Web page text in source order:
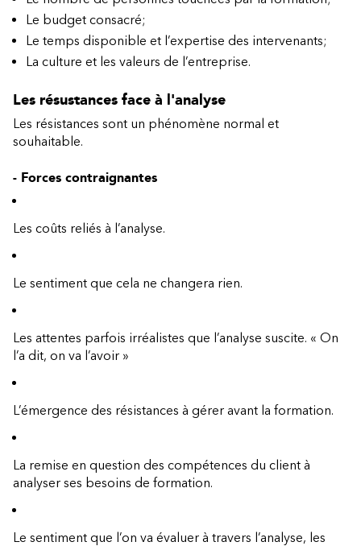
Le budget consacré;
Le temps disponible et l’expertise des intervenants;
La culture et les valeurs de l’entreprise.
Les résustances face à l'analyse
Les résistances sont un phénomène normal et
souhaitable.
- Forces contraignantes
Les coûts reliés à l’analyse.
Le sentiment que cela ne changera rien.
Les attentes parfois irréalistes que l’analyse suscite. « On
l’a dit, on va l’avoir »
L’émergence des résistances à gérer avant la formation.
La remise en question des compétences du client à
analyser ses besoins de formation.
Le sentiment que l’on va évaluer à travers l’analyse, les